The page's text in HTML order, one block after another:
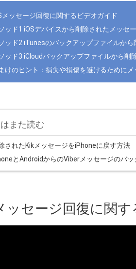
メッセージ回復に関するビデオガイド
ッド1 iOSデバイスから削除されたメッセ
ッド2 iTunesのバックアップファイルか
ッド3 iCloudバックアップファイルから削
けのヒント：損失や損傷を避けるために
また読む
されたKikメッセージをiPhoneに戻す方法
とAndroidからのViberメッセージのバ
ッセージ回復に関